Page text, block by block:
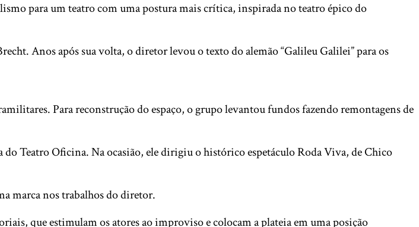
para um teatro com uma postura mais crítica, inspirada no teatro épico do
Anos após sua volta, o diretor levou o texto do alemão “Galileu Galilei” para os
Para reconstrução do espaço, o grupo levantou fundos fazendo remontagens de
do Teatro Oficina. Na ocasião, ele dirigiu o histórico espetáculo Roda Viva, de Chico
marca nos trabalhos do diretor.
que estimulam os atores ao improviso e colocam a plateia em uma posição